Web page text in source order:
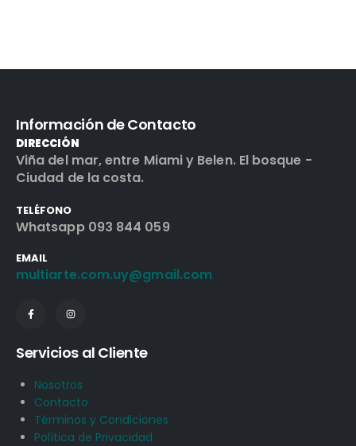
Información de Contacto
DIRECCIÓN
Viña del mar, entre Miami y Belen. El bosque -
Ciudad de la costa.
TELÉFONO
Whatsapp 093 844 059
EMAIL
multiarte.com.uy@gmail.com
Servicios al Cliente
Nosotros
Contacto
Términos y Condiciones
Política de Privacidad